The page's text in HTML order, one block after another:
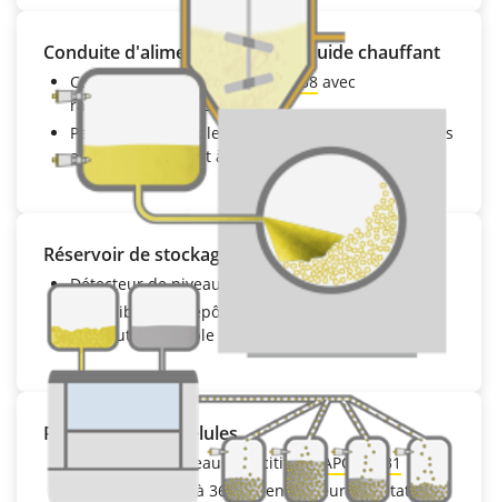
Conduite d'alimentation pour liquide chauffant
Capteur de pressionVEGABAR 38 avec
raccordement IO-Link
Paramétrage simple grâce aux menus standardisés
au format VDMA et à l'écran d'affichage intégré
Réservoir de stockage
Détecteur de niveau capacitifVEGAPOINT 21
Insensible aux dépôts grâce à un point de
commutation fiable
Remplissage de gélules
Détecteur de niveau capacitifVEGAPOINT 31
Affichage visible à 360° et en couleur de l'état de